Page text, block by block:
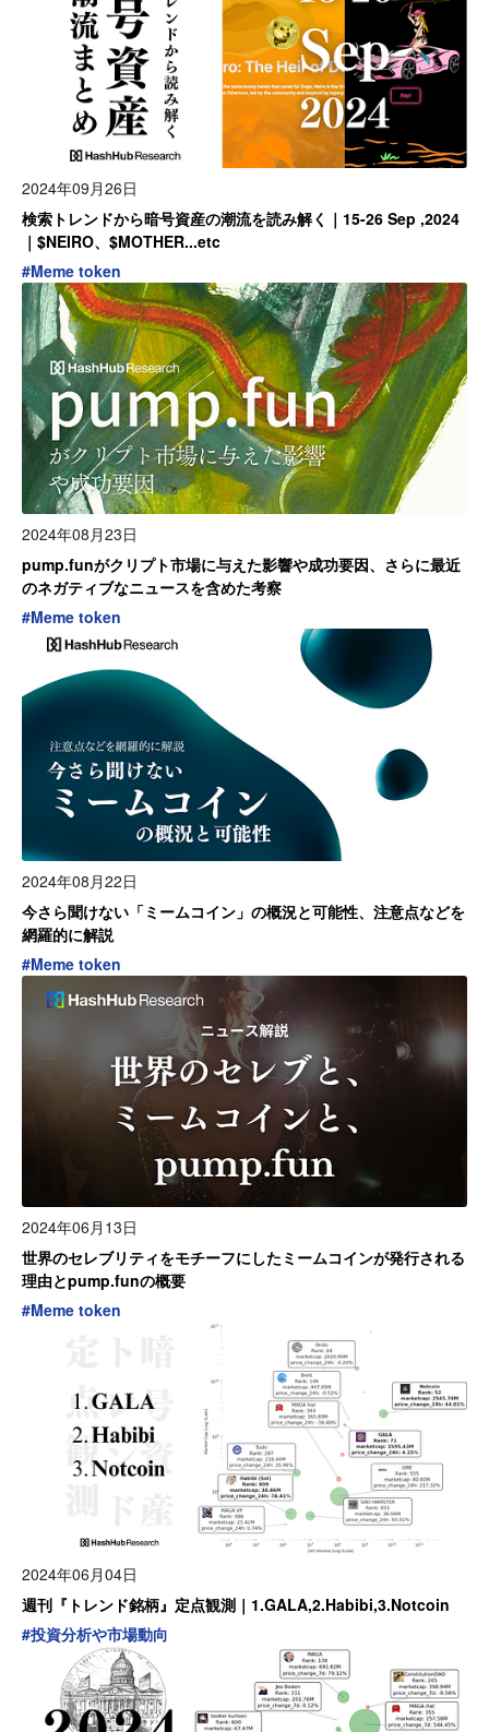
2024年09月26日
検索トレンドから暗号資産の潮流を読み解く｜15-26 Sep ,2024
｜$NEIRO、$MOTHER...etc
#Meme token
2024年08月23日
pump.funがクリプト市場に与えた影響や成功要因、さらに最近
のネガティブなニュースを含めた考察
#Meme token
2024年08月22日
今さら聞けない「ミームコイン」の概況と可能性、注意点などを
網羅的に解説
#Meme token
2024年06月13日
世界のセレブリティをモチーフにしたミームコインが発行される
理由とpump.funの概要
#Meme token
2024年06月04日
週刊『トレンド銘柄』定点観測｜1.GALA,2.Habibi,3.Notcoin
#投資分析や市場動向